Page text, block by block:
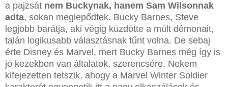
a pajzsát nem Buckynak, hanem Sam Wilsonnak
adta, sokan meglepődtek. Bucky Barnes, Steve
legjobb barátja, aki végig küzdötte a múlt démonait,
talán logikusabb választásnak tűnt volna. De sebaj
érte Disney és Marvel, mert Bucky Barnes még így is
jó kezekben van általatok, szerencsére. Nekem
kifejezetten tetszik, ahogy a Marvel Winter Soldier